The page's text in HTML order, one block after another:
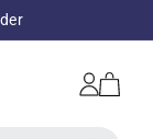
Einloggen
Warenkorb